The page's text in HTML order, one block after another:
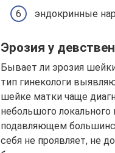
эндокринные
Эрозия у
Бывает ли эрозия
тип гинекологи
шейке матки чаще
небольшого
подавляющем
себя не проявляет, не